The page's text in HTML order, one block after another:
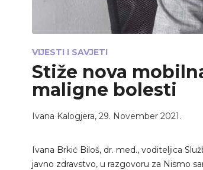
VIJESTI I SAVJETI
Stiže nova
maligne bolesti
Ivana Kalogjera, 29. November 2021.
Ivana Brkić Biloš, dr. med., voditeljica
javno zdravstvo, u razgovoru za Nismo